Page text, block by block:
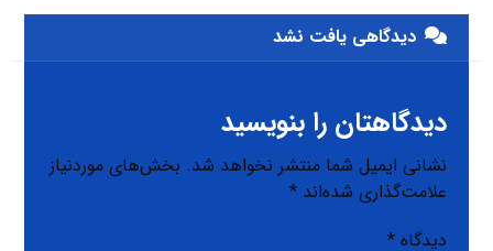
دیدگاهی یافت نشد
دیدگاهتان را بنویسید
نشانی ایمیل شما منتشر نخواهد شد. بخش‌های موردنیاز
علامت‌گذاری شده‌اند*
دیدگاه*